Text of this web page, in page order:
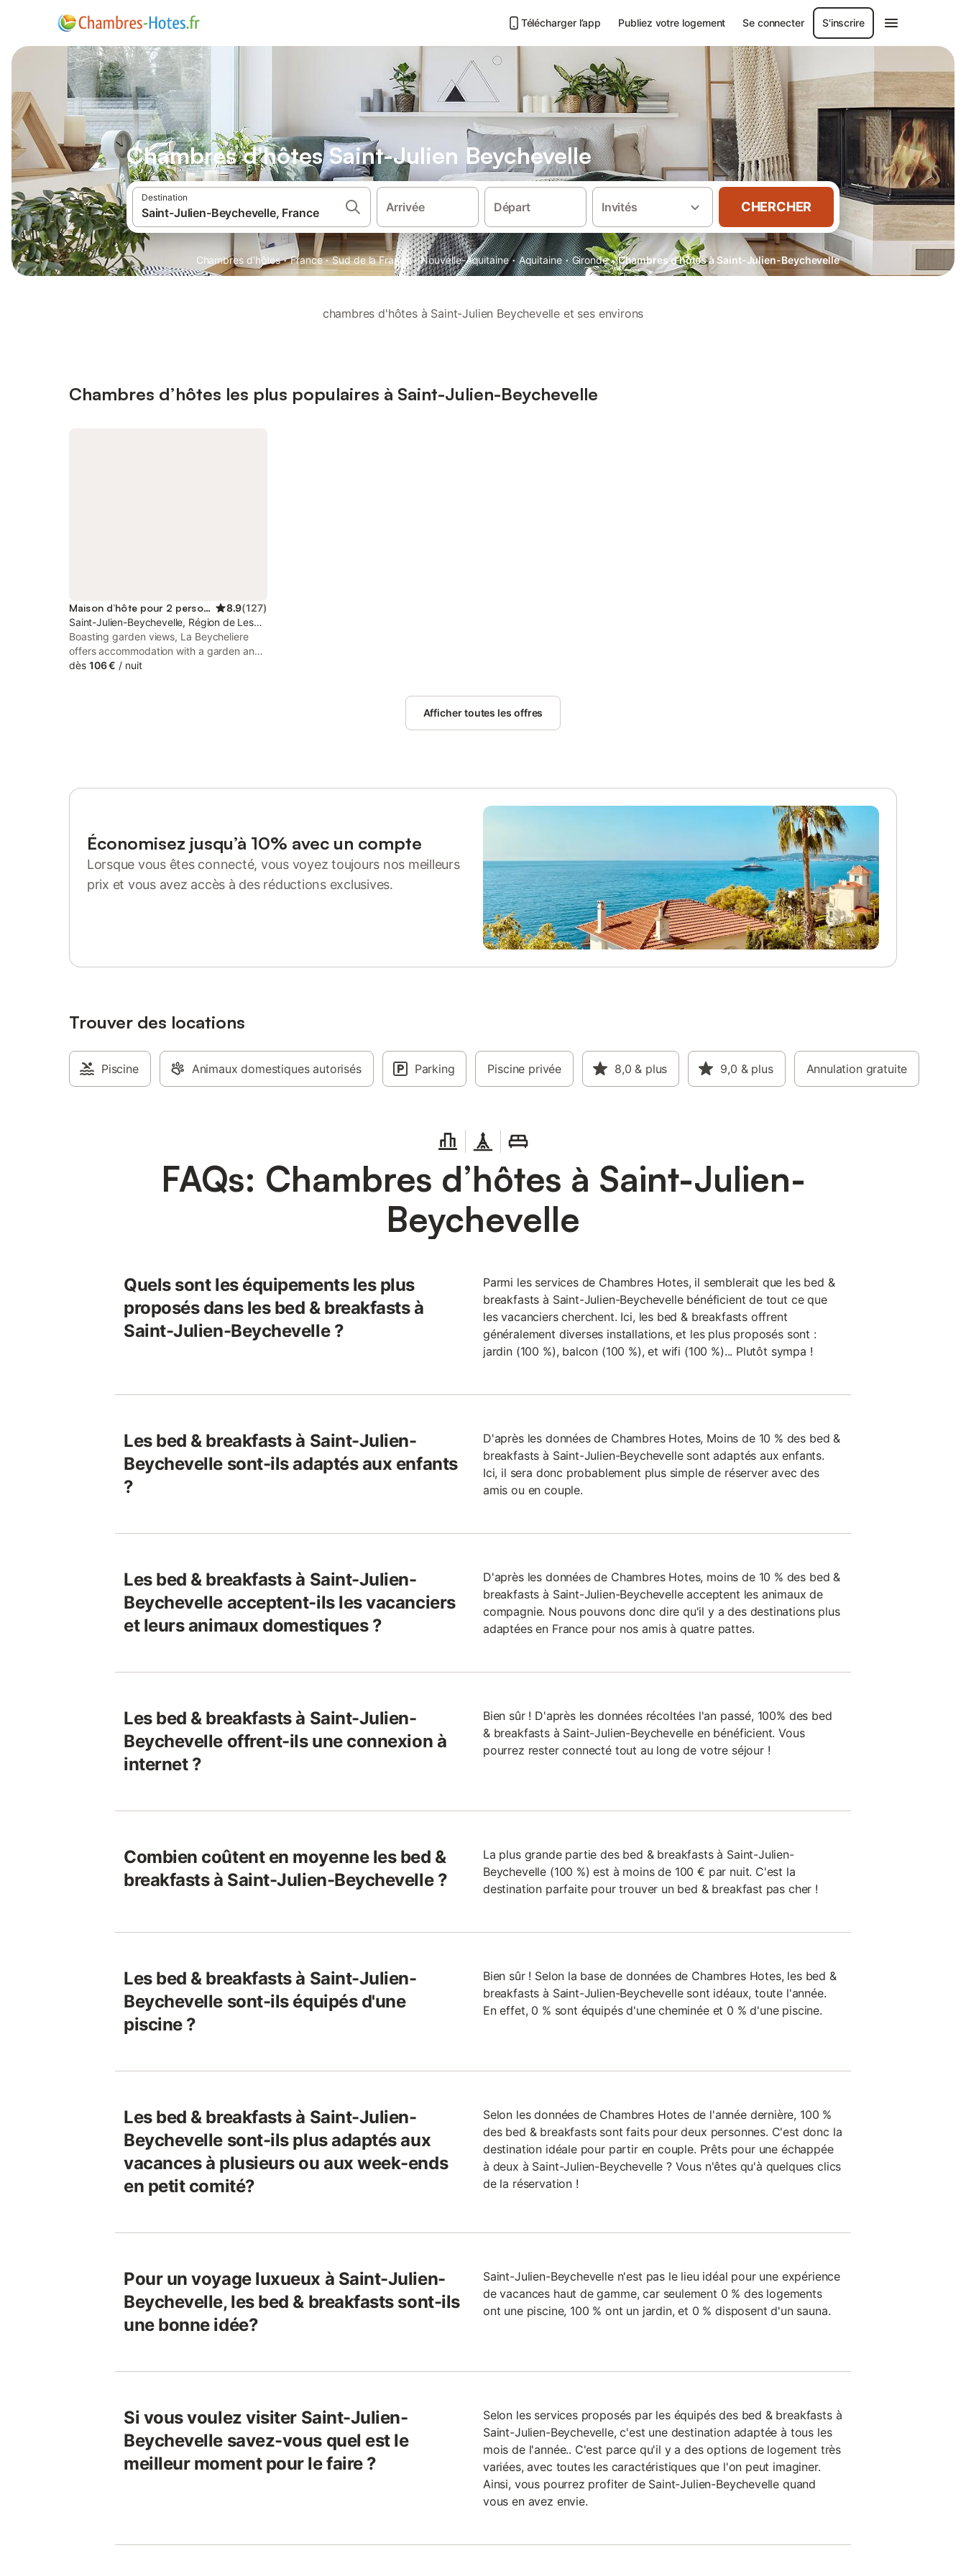
Télécharger l’app Publiez votre logement Se connecter S'inscrire
Chambres d'hôtes Saint-Julien Beychevelle
Destination
Arrivée Départ Invités CHERCHER
Chambres d'hôtes · France · Sud de la France · Nouvelle-Aquitaine · Aquitaine · Gironde · Chambres d’hôtes à Saint-Julien-Beychevelle
chambres d'hôtes à Saint-Julien Beychevelle et ses environs
Chambres d’hôtes les plus populaires à Saint-Julien-Beychevelle
Maison d’hôte pour 2 personnes 8.9(127)
Saint-Julien-Beychevelle, Région de Lesparre-Médoc
Boasting garden views, La Beycheliere
offers accommodation with a garden and
a terrace, around 40 km from Matmut
dès 106 € / nuit
Afficher toutes les offres
Économisez jusqu’à 10% avec un compte
Lorsque vous êtes connecté, vous voyez toujours nos meilleurs
prix et vous avez accès à des réductions exclusives.
Trouver des locations
Piscine Animaux domestiques autorisés Parking Piscine privée 8,0 & plus 9,0 & plus Annulation gratuite
FAQs: Chambres d’hôtes à Saint-Julien-
Beychevelle
Quels sont les équipements les plus
proposés dans les bed & breakfasts à
Saint-Julien-Beychevelle ?
Parmi les services de Chambres Hotes, il semblerait que les bed &
breakfasts à Saint-Julien-Beychevelle bénéficient de tout ce que
les vacanciers cherchent. Ici, les bed & breakfasts offrent
généralement diverses installations, et les plus proposés sont :
jardin (100 %), balcon (100 %), et wifi (100 %)... Plutôt sympa !
Les bed & breakfasts à Saint-Julien-
Beychevelle sont-ils adaptés aux enfants
?
D'après les données de Chambres Hotes, Moins de 10 % des bed &
breakfasts à Saint-Julien-Beychevelle sont adaptés aux enfants.
Ici, il sera donc probablement plus simple de réserver avec des
amis ou en couple.
Les bed & breakfasts à Saint-Julien-
Beychevelle acceptent-ils les vacanciers
et leurs animaux domestiques ?
D'après les données de Chambres Hotes, moins de 10 % des bed &
breakfasts à Saint-Julien-Beychevelle acceptent les animaux de
compagnie. Nous pouvons donc dire qu'il y a des destinations plus
adaptées en France pour nos amis à quatre pattes.
Les bed & breakfasts à Saint-Julien-
Beychevelle offrent-ils une connexion à
internet ?
Bien sûr ! D'après les données récoltées l'an passé, 100% des bed
& breakfasts à Saint-Julien-Beychevelle en bénéficient. Vous
pourrez rester connecté tout au long de votre séjour !
Combien coûtent en moyenne les bed &
breakfasts à Saint-Julien-Beychevelle ?
La plus grande partie des bed & breakfasts à Saint-Julien-
Beychevelle (100 %) est à moins de 100 € par nuit. C'est la
destination parfaite pour trouver un bed & breakfast pas cher !
Les bed & breakfasts à Saint-Julien-
Beychevelle sont-ils équipés d'une
piscine ?
Bien sûr ! Selon la base de données de Chambres Hotes, les bed &
breakfasts à Saint-Julien-Beychevelle sont idéaux, toute l'année.
En effet, 0 % sont équipés d'une cheminée et 0 % d'une piscine.
Les bed & breakfasts à Saint-Julien-
Beychevelle sont-ils plus adaptés aux
vacances à plusieurs ou aux week-ends
en petit comité?
Selon les données de Chambres Hotes de l'année dernière, 100 %
des bed & breakfasts sont faits pour deux personnes. C'est donc la
destination idéale pour partir en couple. Prêts pour une échappée
à deux à Saint-Julien-Beychevelle ? Vous n'êtes qu'à quelques clics
de la réservation !
Pour un voyage luxueux à Saint-Julien-
Beychevelle, les bed & breakfasts sont-ils
une bonne idée?
Saint-Julien-Beychevelle n'est pas le lieu idéal pour une expérience
de vacances haut de gamme, car seulement 0 % des logements
ont une piscine, 100 % ont un jardin, et 0 % disposent d'un sauna.
Si vous voulez visiter Saint-Julien-
Beychevelle savez-vous quel est le
meilleur moment pour le faire ?
Selon les services proposés par les équipés des bed & breakfasts à
Saint-Julien-Beychevelle, c'est une destination adaptée à tous les
mois de l'année.. C'est parce qu'il y a des options de logement très
variées, avec toutes les caractéristiques que l'on peut imaginer.
Ainsi, vous pourrez profiter de Saint-Julien-Beychevelle quand
vous en avez envie.